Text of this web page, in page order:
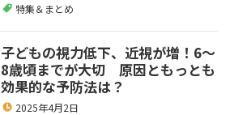
特集＆まとめ
子どもの視力低下、近視が増！6～
8歳頃までが大切 原因ともっとも
効果的な予防法は？
2025年4月2日